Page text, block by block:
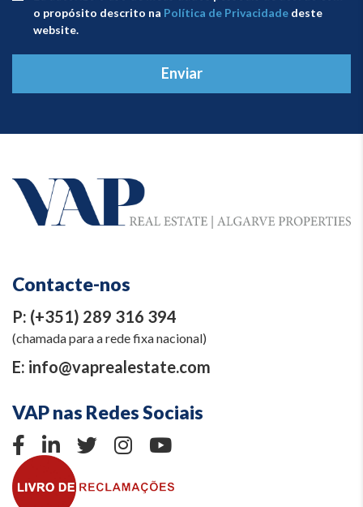
Contacte-nos
P: (+351) 289 316 394
(chamada para a rede fixa nacional)
E: info@vaprealestate.com
VAP nas Redes Sociais
o propósito descrito na Política de Privacidade deste
website.
Enviar